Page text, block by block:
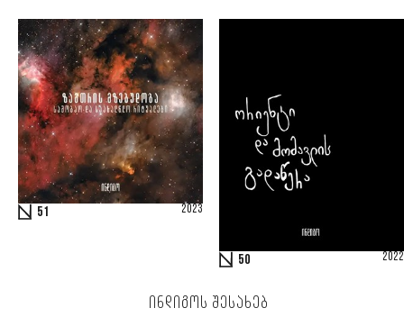
51 2023
50 2022
ᲘᲜᲓᲘᲒᲝᲡ ᲨᲔᲡᲐᲮᲔᲑ